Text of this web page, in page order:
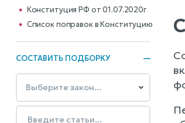
Конституция РФ от 01.07.2020г
Cписок поправок в Конституцию
СОСТАВИТЬ ПОДБОРКУ